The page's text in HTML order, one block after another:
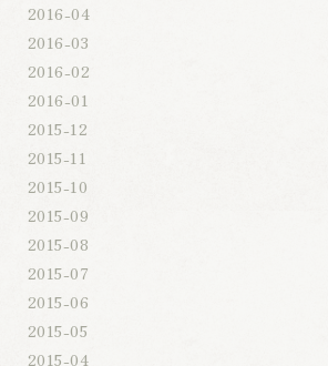
2016-04
2016-03
2016-02
2016-01
2015-12
2015-11
2015-10
2015-09
2015-08
2015-07
2015-06
2015-05
2015-04